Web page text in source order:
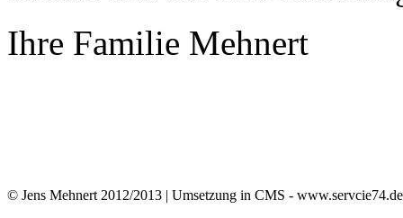
Ihre Familie Mehnert
© Jens Mehnert 2012/2013 | Umsetzung in CMS -